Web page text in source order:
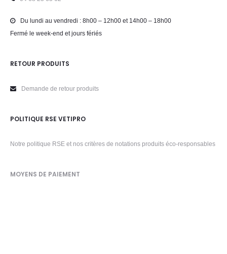
Du lundi au vendredi : 8h00 – 12h00 et 14h00 – 18h00
Fermé le week-end et jours fériés
RETOUR PRODUITS
Demande de retour produits
POLITIQUE RSE VETIPRO
Notre politique RSE et nos critères de notations produits éco-responsables
MOYENS DE PAIEMENT